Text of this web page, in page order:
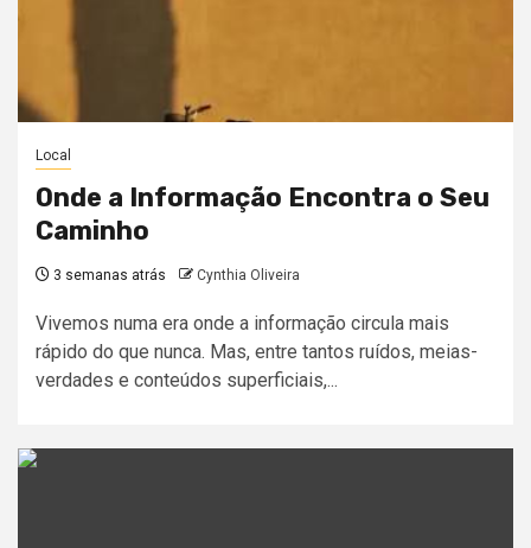
Local
Onde a Informação Encontra o Seu
Caminho
3 semanas atrás Cynthia Oliveira
Vivemos numa era onde a informação circula mais
rápido do que nunca. Mas, entre tantos ruídos, meias-
verdades e conteúdos superficiais,...